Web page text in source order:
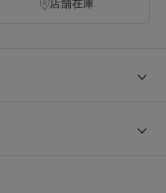
店舗在庫